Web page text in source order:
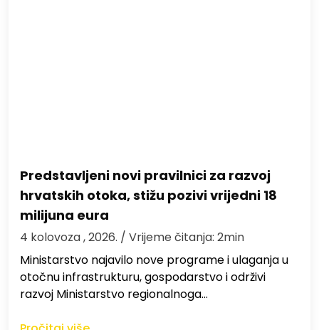
Predstavljeni novi pravilnici za razvoj
hrvatskih otoka, stižu pozivi vrijedni 18
milijuna eura
4 kolovoza , 2026. / Vrijeme čitanja: 2min
Ministarstvo najavilo nove programe i ulaganja u
otočnu infrastrukturu, gospodarstvo i održivi
razvoj Ministarstvo regionalnoga…